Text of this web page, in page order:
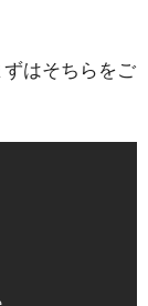
はそちらをご